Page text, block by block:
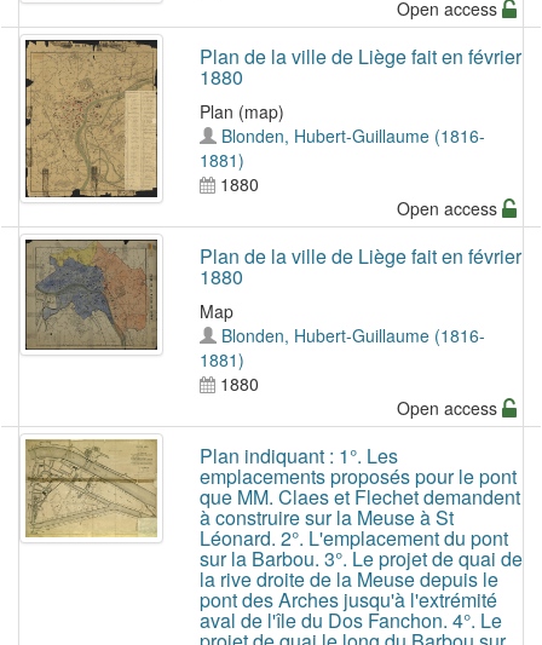
Open access
Plan de la ville de Liège fait en février
1880
Plan (map)
Blonden, Hubert-Guillaume (1816-
1881)
1880
Open access
Plan de la ville de Liège fait en février
1880
Map
Blonden, Hubert-Guillaume (1816-
1881)
1880
Open access
Plan indiquant : 1°. Les
emplacements proposés pour le pont
que MM. Claes et Flechet demandent
à construire sur la Meuse à St
Léonard. 2°. L'emplacement du pont
sur la Barbou. 3°. Le projet de quai de
la rive droite de la Meuse depuis le
pont des Arches jusqu'à l'extrémité
aval de l'île du Dos Fanchon. 4°. Le